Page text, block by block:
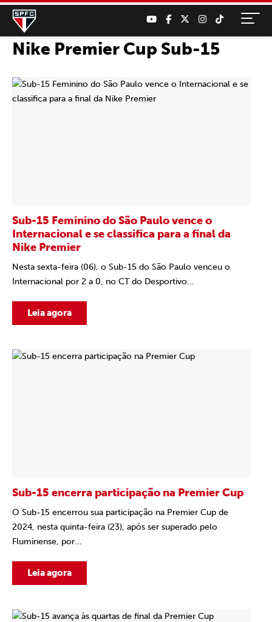
Nike Premier Cup Sub-15
Sub-15 Feminino do São Paulo vence o
Internacional e se classifica para a final da
Nike Premier
Nesta sexta-feira (06), o Sub-15 do São Paulo venceu o
Internacional por 2 a 0, no CT do Desportivo...
Leia agora
Sub-15 encerra participação na Premier Cup
O Sub-15 encerrou sua participação na Premier Cup de
2024, nesta quinta-feira (23), após ser superado pelo
Fluminense, por...
Leia agora